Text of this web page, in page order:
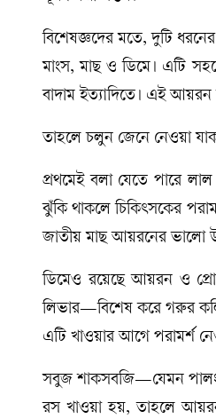
বিশেষজ্ঞদের মতে, দুটি
মাংস, মাছ ও ডিমে। এটি
বাদাম ইত্যাদিতে। এই
তাহলে চলুন জেনে নেওয়া
প্রথমেই বলা যেতে পারে
ঝুঁকি থাকলে চিকিৎসকের
জাতীয় মাছ আয়রনের ভালো
ডিমেও রয়েছে আয়রন ও
লিভার—বিশেষ করে গরুর
এটি খাওয়ার আগে পরামর্শ
সবুজ শাকসবজি—যেমন
রস খাওয়া হয়, তাহলে